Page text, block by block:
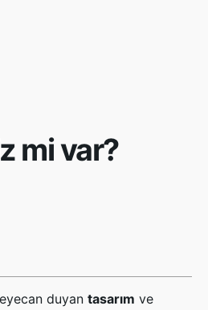
mi var?
duyan tasarım ve